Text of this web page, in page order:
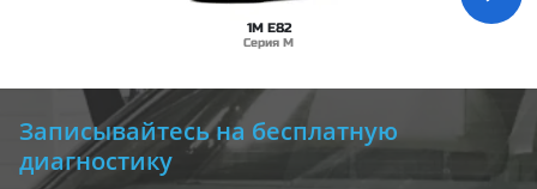
1M E82
Серия M
Записывайтесь на бесплатную
диагностику